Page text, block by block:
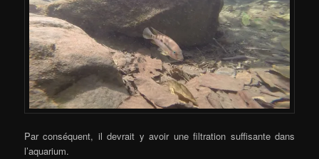
Par conséquent, il devrait y avoir une filtration suffisante dans
l’aquarium.